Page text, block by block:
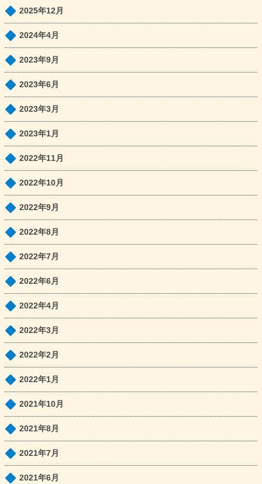
2025年12月
2024年4月
2023年9月
2023年6月
2023年3月
2023年1月
2022年11月
2022年10月
2022年9月
2022年8月
2022年7月
2022年6月
2022年4月
2022年3月
2022年2月
2022年1月
2021年10月
2021年8月
2021年7月
2021年6月